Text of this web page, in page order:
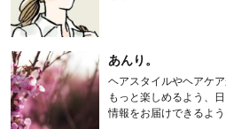
あんり。
ヘアスタイルやヘアケ
もっと楽しめるよう、
情報をお届けできるよ